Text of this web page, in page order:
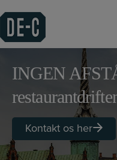
til
indholdet
INGEN
Kontakt os her